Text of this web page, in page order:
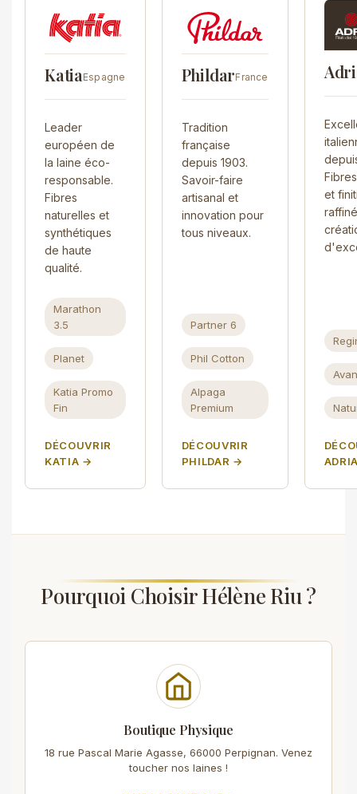
Katia Espagne
Leader
européen de
la laine éco-
responsable.
Fibres
naturelles et
synthétiques
de haute
qualité.
Marathon
3.5
Planet
Katia Promo
Fin
DÉCOUVRIR
KATIA →
PhildarFrance
Tradition
française
depuis 1903.
Savoir-faire
artisanal et
innovation pour
tous niveaux.
Partner 6
Phil Cotton
Alpaga
Premium
DÉCOUVRIR
PHILDAR →
et
Pourquoi Choisir Hélène Riu ?
Boutique Physique
18 rue Pascal Marie Agasse, 66000 Perpignan. Venez
toucher nos laines !